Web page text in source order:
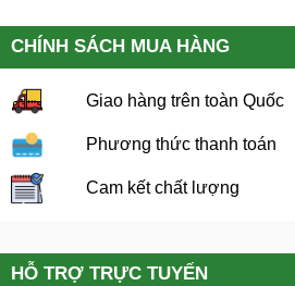
CHÍNH SÁCH MUA HÀNG
Giao hàng trên toàn Quốc
Phương thức thanh toán
Cam kết chất lượng
HỖ TRỢ TRỰC TUYẾN